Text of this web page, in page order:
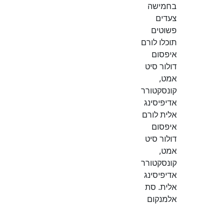
בחמישה
צעדים
פשוטים
תוכלו לורם
איפסום
דולור סיט
אמט,
קונסקטורר
אדיפיסינג
אלית לורם
איפסום
דולור סיט
אמט,
קונסקטורר
אדיפיסינג
אלית. סת
אלמנקום